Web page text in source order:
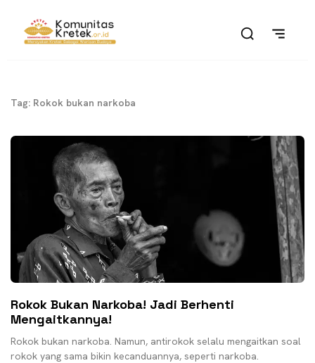
Tag: Rokok bukan narkoba
Rokok Bukan Narkoba! Jadi Berhenti
Mengaitkannya!
Rokok bukan narkoba. Namun, antirokok selalu mengaitkan soal
rokok yang sama bikin kecanduannya, seperti narkoba.